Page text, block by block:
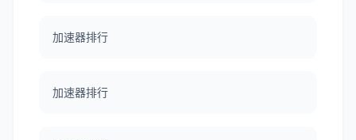
加速器排行
加速器排行